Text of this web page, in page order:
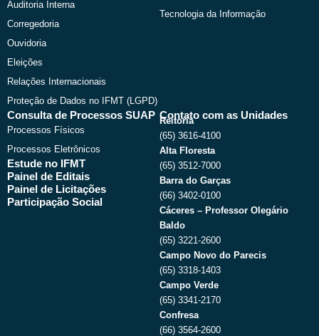
Auditoria Interna
Corregedoria
Ouvidoria
Eleições
Relações Internacionais
Proteção de Dados no IFMT (LGPD)
Tecnologia da Informação
Consulta de Processos SUAP
Processos Físicos
Processos Eletrônicos
Estude no IFMT
Painel de Editais
Painel de Licitações
Participação Social
Contato com as Unidades
Reitoria
(65) 3616-4100
Alta Floresta
(65) 3512-7000
Barra do Garças
(66) 3402-0100
Cáceres – Professor Olegário
Baldo
(65) 3221-2600
Campo Novo do Parecis
(65) 3318-1403
Campo Verde
(65) 3341-2170
Confresa
(66) 3564-2600